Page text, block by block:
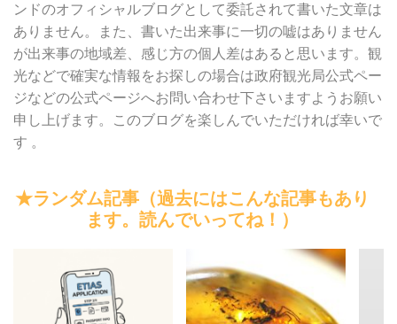
ンドのオフィシャルブログとして委託されて書いた文章は
ありません。また、書いた出来事に一切の嘘はありません
が出来事の地域差、感じ方の個人差はあると思います。観
光などで確実な情報をお探しの場合は政府観光局公式ペー
ジなどの公式ページへお問い合わせ下さいますようお願い
申し上げます。このブログを楽しんでいただければ幸いで
す 。
★ランダム記事（過去にはこんな記事もあり
ます。読んでいってね！）